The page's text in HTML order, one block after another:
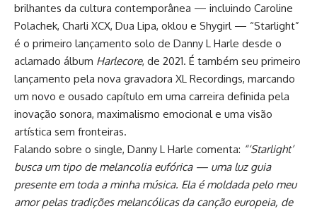
brilhantes da cultura contemporânea — incluindo Caroline
Polachek, Charli XCX, Dua Lipa, oklou e Shygirl — “Starlight”
é o primeiro lançamento solo de Danny L Harle desde o
aclamado álbum Harlecore, de 2021. É também seu primeiro
lançamento pela nova gravadora XL Recordings, marcando
um novo e ousado capítulo em uma carreira definida pela
inovação sonora, maximalismo emocional e uma visão
artística sem fronteiras.
Falando sobre o single, Danny L Harle comenta: “‘Starlight’
busca um tipo de melancolia eufórica — uma luz guia
presente em toda a minha música. Ela é moldada pelo meu
amor pelas tradições melancólicas da canção europeia, de